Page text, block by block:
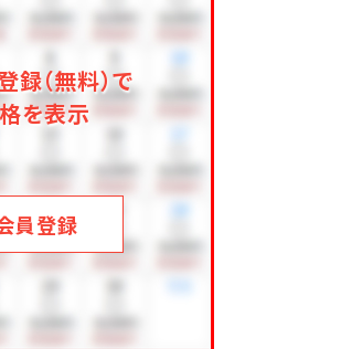
録（無料）で
を表示
員登録